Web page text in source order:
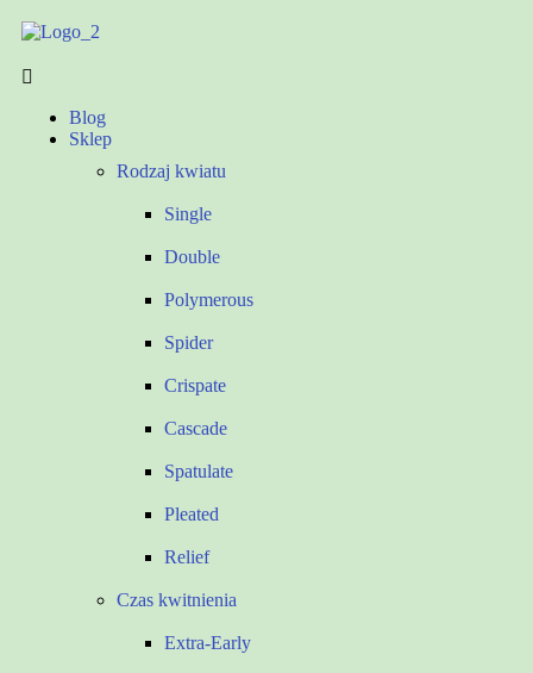
Blog
Sklep
Rodzaj kwiatu
Single
Double
Polymerous
Spider
Crispate
Cascade
Spatulate
Pleated
Relief
Czas kwitnienia
Extra-Early